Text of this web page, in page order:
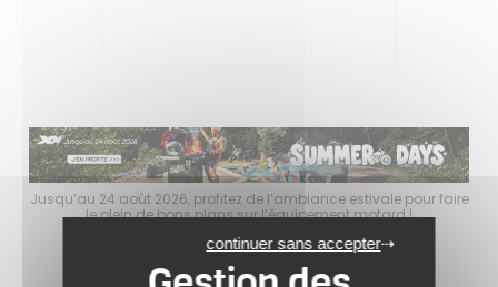
Jusqu’au 24 août 2026, profitez de l’ambiance estivale pour faire
le plein de bons plans sur l’équipement motard !
continuer sans accepter